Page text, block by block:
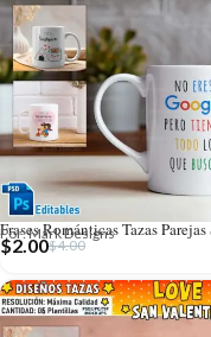
Por: Mark Designs
$4.00
$2.00